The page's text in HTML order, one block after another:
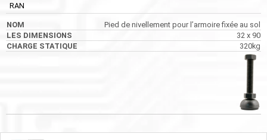
RAN
Pied de nivellement pour l’armoire fixée au sol
32 x 90
320kg